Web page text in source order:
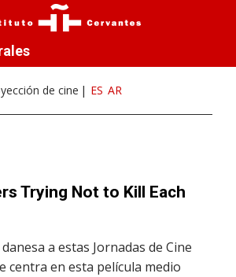
de cine ES AR
Trying Not to Kill Each
a estas Jornadas de Cine
centra en esta película medio